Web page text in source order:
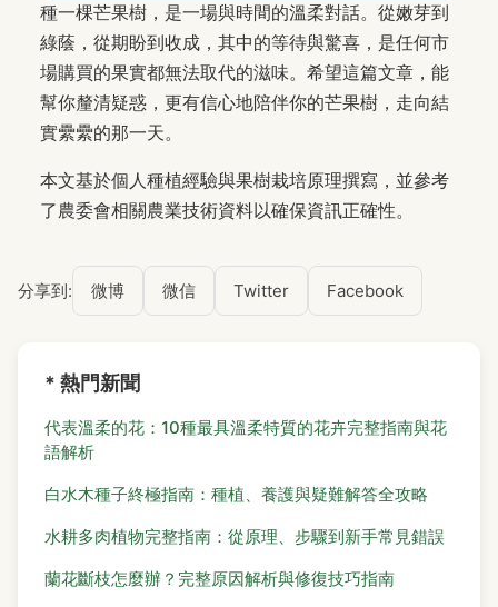
種一棵芒果樹，是一場與時間的溫柔對話。從嫩芽到
綠蔭，從期盼到收成，其中的等待與驚喜，是任何市
場購買的果實都無法取代的滋味。希望這篇文章，能
幫你釐清疑惑，更有信心地陪伴你的芒果樹，走向結
實纍纍的那一天。
本文基於個人種植經驗與果樹栽培原理撰寫，並參考
了農委會相關農業技術資料以確保資訊正確性。
分享到: 微博 微信 Twitter Facebook
* 熱門新聞
代表溫柔的花：10種最具溫柔特質的花卉完整指南與花
語解析
白水木種子終極指南：種植、養護與疑難解答全攻略
水耕多肉植物完整指南：從原理、步驟到新手常見錯誤
蘭花斷枝怎麼辦？完整原因解析與修復技巧指南